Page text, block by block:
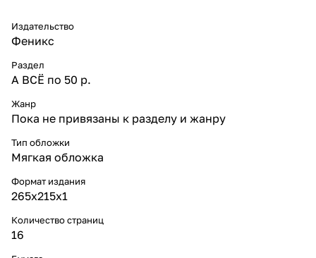
Издательство
Феникс
Раздел
А ВСЁ по 50 р.
Жанр
Пока не привязаны к разделу и жанру
Тип обложки
Мягкая обложка
Формат издания
265x215x1
Количество страниц
16